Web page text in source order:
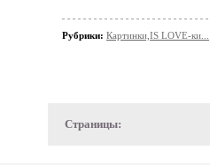
Рубрики: Картинки,IS LOVE-ки...
Страницы: